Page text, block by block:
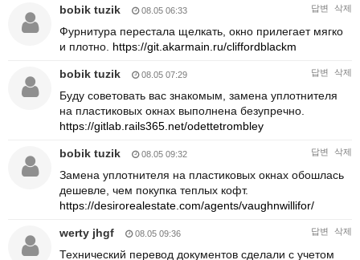
bobik tuzik 08.05 06:33 답변 삭제
Фурнитура перестала щелкать, окно прилегает мягко
и плотно. https://git.akarmain.ru/cliffordblackm
bobik tuzik 08.05 07:29 답변 삭제
Буду советовать вас знакомым, замена уплотнителя
на пластиковых окнах выполнена безупречно.
https://gitlab.rails365.net/odettetrombley
bobik tuzik 08.05 09:32 답변 삭제
Замена уплотнителя на пластиковых окнах обошлась
дешевле, чем покупка теплых кофт.
https://desirorealestate.com/agents/vaughnwillifor/
werty jhgf 08.05 09:36 답변 삭제
Технический перевод документов сделали с учетом